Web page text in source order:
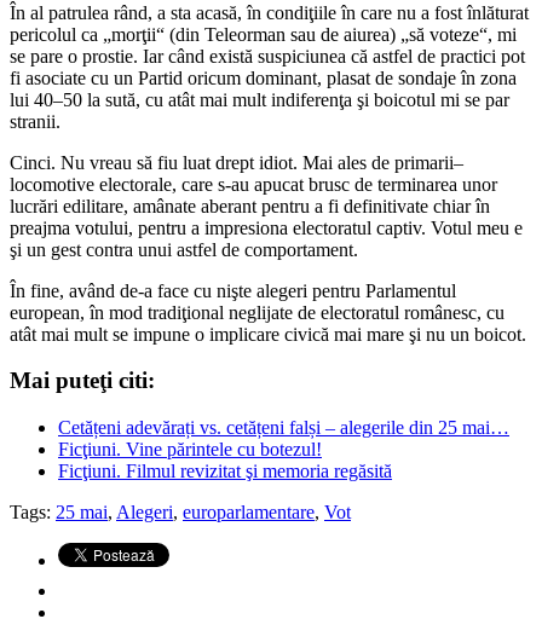
În al patrulea rând, a sta acasă, în condiţiile în care nu a fost înlăturat
pericolul ca „morţii“ (din Teleorman sau de aiurea) „să voteze“, mi
se pare o prostie. Iar când există suspiciunea că astfel de practici pot
fi asociate cu un Partid oricum dominant, plasat de sondaje în zona
lui 40–50 la sută, cu atât mai mult indiferenţa şi boicotul mi se par
stranii.
Cinci. Nu vreau să fiu luat drept idiot. Mai ales de primarii–
locomotive electorale, care s-au apucat brusc de terminarea unor
lucrări edilitare, amânate aberant pentru a fi definitivate chiar în
preajma votului, pentru a impresiona electoratul captiv. Votul meu e
şi un gest contra unui astfel de comportament.
În fine, având de-a face cu nişte alegeri pentru Parlamentul
european, în mod tradiţional neglijate de electoratul românesc, cu
atât mai mult se impune o implicare civică mai mare şi nu un boicot.
Mai puteţi citi:
Cetățeni adevărați vs. cetățeni falși – alegerile din 25 mai…
Ficţiuni. Vine părintele cu botezul!
Ficţiuni. Filmul revizitat şi memoria regăsită
Tags: 25 mai, Alegeri, europarlamentare, Vot